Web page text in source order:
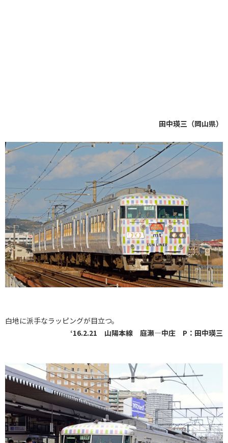
田中瑛三（岡山県）
白地に派手なラッピングが目立つ。
‘16.2.21 山陽本線 庭瀬―中庄 P：田中瑛三